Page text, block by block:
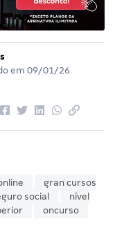
em 09/01/26
gran cursos
social
nível
oncurso